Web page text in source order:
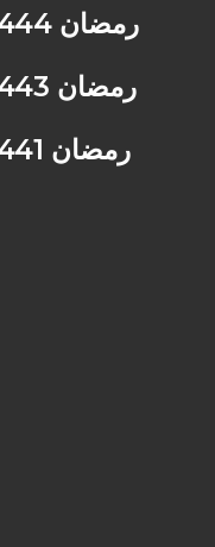
رمضان 1444 – كيفية ثبوت شهر الصوم
رمضان 1443 – كيفية ثبوت شهر الصوم
رمضان 1441 – كيفية ثبوت شهر الصوم